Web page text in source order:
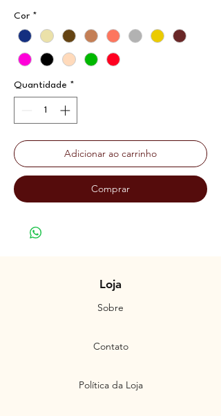
Cor *
Quantidade *
Adicionar ao carrinho
Comprar
Loja
Sobre
Contato
Política da Loja